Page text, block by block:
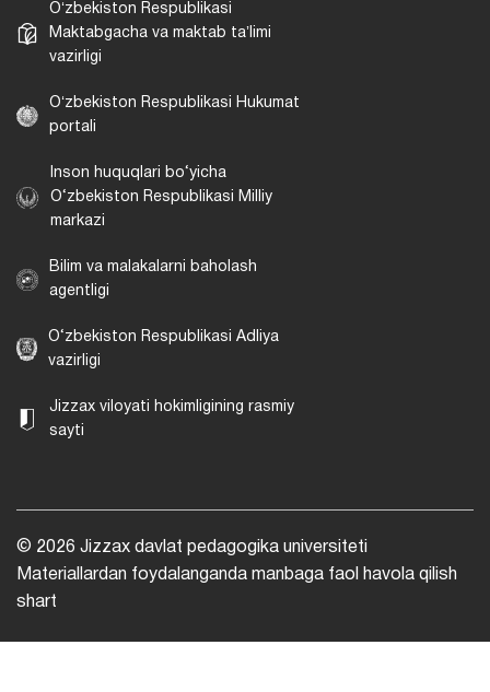
Oʻzbekiston Respublikasi
Maktabgacha va maktab taʼlimi
vazirligi
Oʻzbekiston Respublikasi Hukumat
portali
Inson huquqlari bo‘yicha
O‘zbekiston Respublikasi Milliy
markazi
Bilim va malakalarni baholash
agentligi
O‘zbekiston Respublikasi Adliya
vazirligi
Jizzax viloyati hokimligining rasmiy
sayti
© 2026 Jizzax davlat pedagogika universiteti
Materiallardan foydalanganda manbaga faol havola qilish
shart